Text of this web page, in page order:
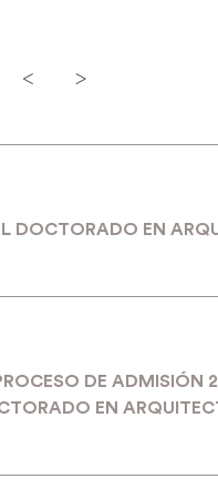
< >
DOCTORADO EN
DE ADMISIÓN
EN